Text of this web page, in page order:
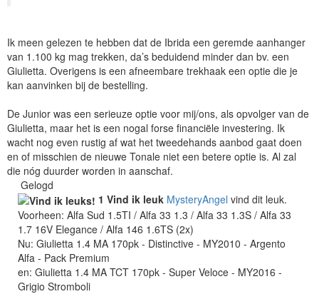
Ik meen gelezen te hebben dat de Ibrida een geremde aanhanger
van 1.100 kg mag trekken, da’s beduidend minder dan bv. een
Giulietta. Overigens is een afneembare trekhaak een optie die je
kan aanvinken bij de bestelling.
De Junior was een serieuze optie voor mij/ons, als opvolger van de
Giulietta, maar het is een nogal forse financiële investering. Ik
wacht nog even rustig af wat het tweedehands aanbod gaat doen
en of misschien de nieuwe Tonale niet een betere optie is. Al zal
die nóg duurder worden in aanschaf.
Gelogd
1 Vind ik leuk MysteryAngel vind dit leuk.
Voorheen: Alfa Sud 1.5TI / Alfa 33 1.3 / Alfa 33 1.3S / Alfa 33
1.7 16V Elegance / Alfa 146 1.6TS (2x)
Nu: Giulietta 1.4 MA 170pk - Distinctive - MY2010 - Argento
Alfa - Pack Premium
en: Giulietta 1.4 MA TCT 170pk - Super Veloce - MY2016 -
Grigio Stromboli